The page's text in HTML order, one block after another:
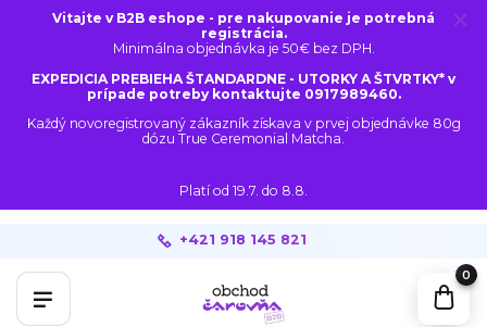
Vitajte v B2B eshope - pre nakupovanie je potrebná
registrácia.
Minimálna objednávka je 50€ bez DPH.
EXPEDICIA PREBIEHA ŠTANDARDNE - UTORKY A ŠTVRTKY* v
prípade potreby kontaktujte 0917989460.
Každý novoregistrovaný zákazník získava v prvej objednávke 80g
dózu True Ceremonial Matcha.
Platí od 19.7. do 8.8.
+421 918 145 821
0